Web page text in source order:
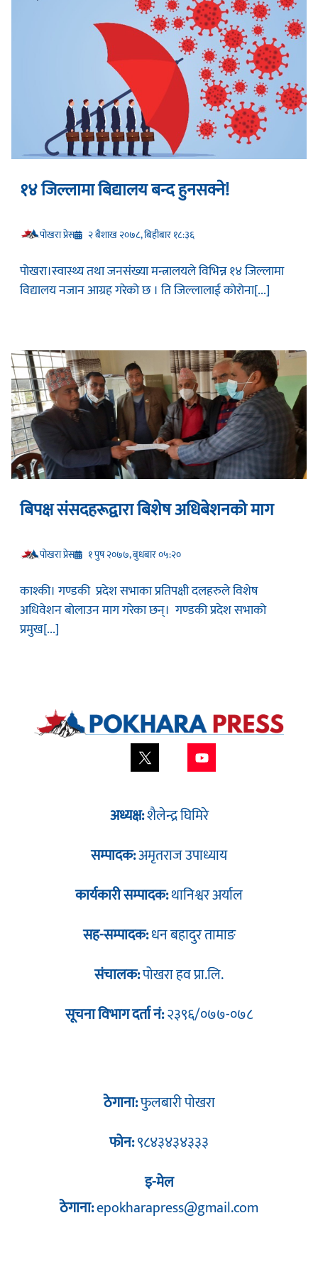
१४ जिल्लामा बिद्यालय बन्द हुनसक्ने!
प‍ोखरा प्रेस २ बैशाख २०७८, बिहीबार १८:३६
पोखरा।स्वास्थ्य तथा जनसंख्या मन्त्रालयले विभिन्न १४ जिल्लामा
विद्यालय नजान आग्रह गरेको छ । ति जिल्लालाई कोरोना[...]
बिपक्ष संसदहरूद्वारा बिशेष अधिबेशनको माग
प‍ोखरा प्रेस १ पुष २०७७, बुधबार ०५:२०
काश्की। गण्डकी प्रदेश सभाका प्रतिपक्षी दलहरुले विशेष
अधिवेशन बोलाउन माग गरेका छन्। गण्डकी प्रदेश सभाको
प्रमुख[...]
अध्यक्ष:शैलेन्द्र घिमिरे
सम्पादक:अमृतराज उपाध्याय
कार्यकारी सम्पादक:थानिश्वर अर्याल
सह-सम्पादक:धन बहादुर तामाङ
संचालक:पोखरा हव प्रा.लि.
सूचना विभाग दर्ता नं:२३९६/०७७-०७८
ठेगाना:फुलबारी पोखरा
फोन:९८४३४३४३३३
इ-मेल
ठेगाना:epokharapress@gmail.com